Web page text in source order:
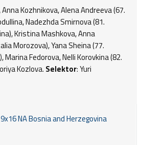
Anna Kozhnikova, Alena Andreeva (67.
Nadezhda Smirnova (81.
Kristina Mashkova, Anna
Morozova), Yana Sheina (77.
Fedorova, Nelli Korovkina (82.
Kozlova. Selektor: Yuri